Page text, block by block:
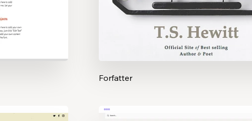
Forfatter